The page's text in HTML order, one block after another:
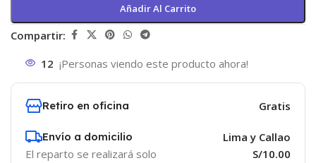
Añadir Al Carrito
Compartir:
12 ¡Personas viendo este producto ahora!
Retiro en oficina Gratis
Envío a domicilio
El reparto se realizará solo
Lima y Callao
S/10.00